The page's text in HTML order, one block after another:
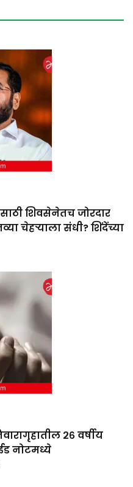
शिवसेनेतच जोरदार
चेहऱ्याला संधी? शिंदेंच्या
२६ वर्षीय
नोटमध्ये